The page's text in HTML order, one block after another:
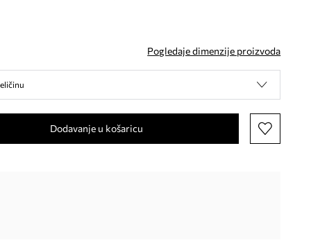
Pogledaje dimenzije proizvoda
Dodavanje u košaricu